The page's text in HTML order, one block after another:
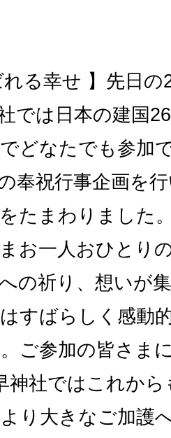
れる幸せ 】先日
では日本の建国
どなたでも参加
奉祝行事企画を
たまわりました
お一人おひとり
の祈り、想いが
すばらしく感動
ご参加の皆さま
神社ではこれか
り大きなご加護